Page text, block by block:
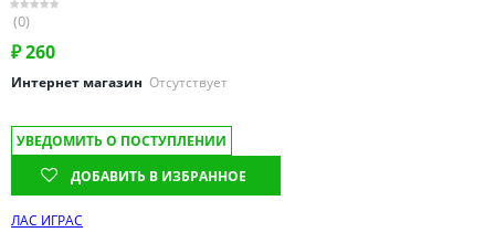
Ставропольский край
Тамбовская область
Татарстан
Тверская область
Томская область
Тюменская область
(0)
₽260
Интернет магазин Отсутствует
УВЕДОМИТЬ О ПОСТУПЛЕНИИ
ДОБАВИТЬ В ИЗБРАННОЕ
ЛАС ИГРАС